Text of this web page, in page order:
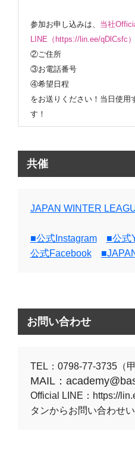
参加お申し込みは、 当社
LINE（https://lin.ee/qDlCsfc）
②ご住所
③お電話番号
④希望日程
をお送りください！当日使用
す！
共催
JAPAN WINTER
■公式Instagram ■公式
公式Facebook
お問い合わせ
TEL：0798-77-3735（
MAIL：
Official LINE：https://
タンからお問い合わせい